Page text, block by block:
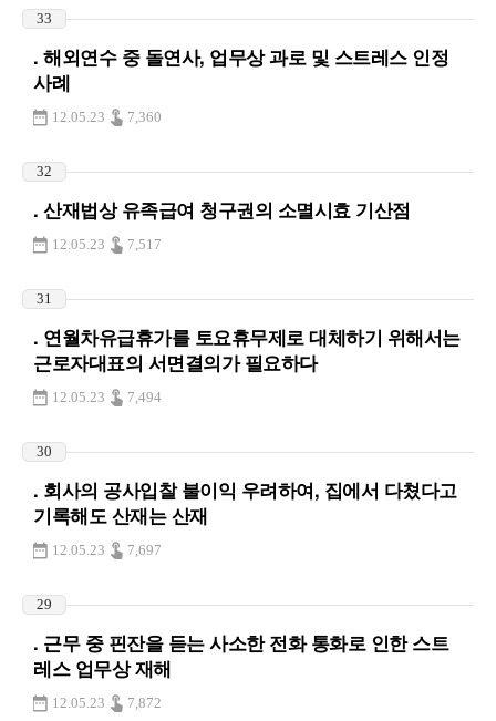
33
. 해외연수 중 돌연사, 업무상 과로 및 스트레스 인정
사례
12.05.23 7,360
32
. 산재법상 유족급여 청구권의 소멸시효 기산점
12.05.23 7,517
31
. 연월차유급휴가를 토요휴무제로 대체하기 위해서는
근로자대표의 서면결의가 필요하다
12.05.23 7,494
30
. 회사의 공사입찰 불이익 우려하여, 집에서 다쳤다고
기록해도 산재는 산재
12.05.23 7,697
29
. 근무 중 핀잔을 듣는 사소한 전화 통화로 인한 스트
레스 업무상 재해
12.05.23 7,872